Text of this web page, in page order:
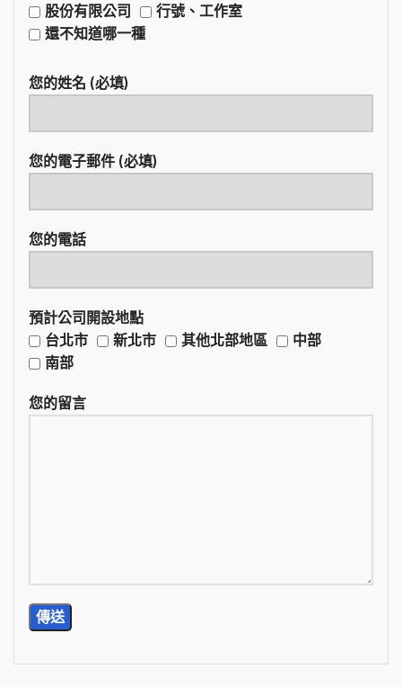
股份有限公司
行號、工作室
還不知道哪一種
您的姓名 (必填)
您的電子郵件 (必填)
您的電話
預計公司開設地點
台北市
新北市 其他北部地區
中部
南部
您的留言